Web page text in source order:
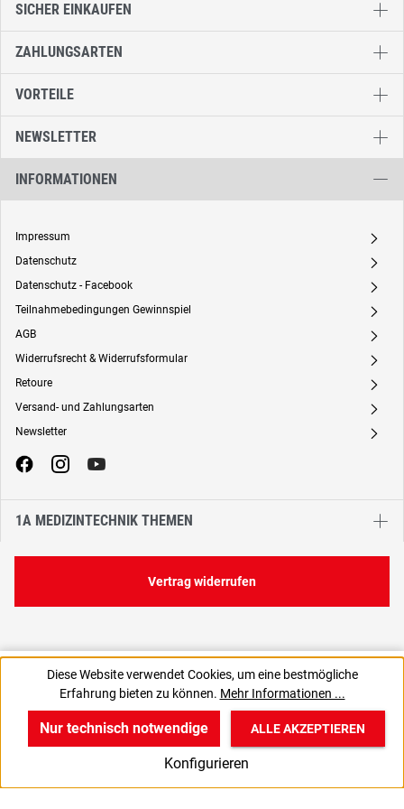
55,54 € 72,00 €
11,11 € / 1 Stück
SICHER EINKAUFEN
ZAHLUNGSARTEN
VORTEILE
NEWSLETTER
INFORMATIONEN
Impressum A
Datenschutz A
Datenschutz - Facebook A
Teilnahmebedingungen Gewinnspiel A
AGB A
Widerrufsrecht & Widerrufsformular A
Retoure A
Versand- und Zahlungsarten A
Newsletter A
1A MEDIZINTECHNIK THEMEN
Vertrag widerrufen
Diese Website verwendet Cookies, um eine bestmögliche
Erfahrung bieten zu können. Mehr Informationen ...
Nur technisch notwendige
Konfigurieren
ALLE AKZEPTIEREN
v
Produkte
B